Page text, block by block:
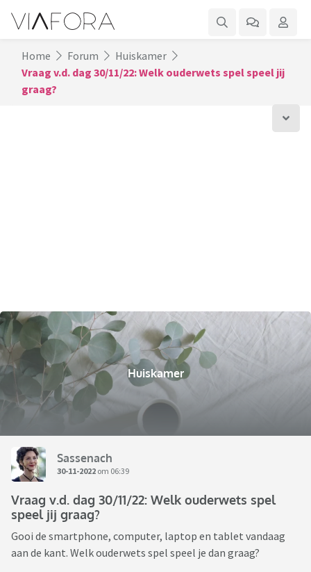
Home Forum
Huiskamer
Vraag v.d. dag 30/11/22: Welk ouderwets spel speel jij
graag?
Huiskamer
Sassenach
30-11-2022 om 06:39
Vraag v.d. dag 30/11/22: Welk ouderwets spel
speel jij graag?
Gooi de smartphone, computer, laptop en tablet vandaag
aan de kant. Welk ouderwets spel speel je dan graag?